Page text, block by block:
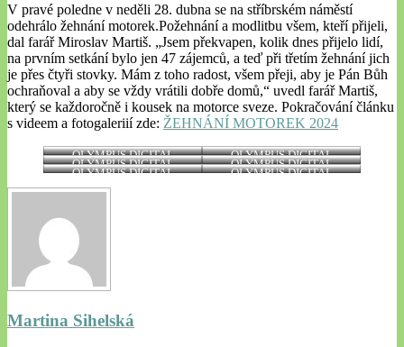
V pravé poledne v neděli 28. dubna se na stříbrském náměstí
odehrálo žehnání motorek.Požehnání a modlitbu všem, kteří přijeli,
dal farář Miroslav Martiš. „Jsem překvapen, kolik dnes přijelo lidí,
na prvním setkání bylo jen 47 zájemců, a teď při třetím žehnání jich
je přes čtyři stovky. Mám z toho radost, všem přeji, aby je Pán Bůh
ochraňoval a aby se vždy vrátili dobře domů,“ uvedl farář Martiš,
který se každoročně i kousek na motorce sveze. Pokračování článku
s videem a fotogaleriií zde: ŽEHNÁNÍ MOTOREK 2024
OLYMPUS DIGITAL
CAMERA
OLYMPUS DIGITAL
CAMERA
OLYMPUS DIGITAL
OLYMPUS DIGITAL
OLYMPUS DIGITAL
CAMERA
OLYMPUS DIGITAL
Martina Sihelská